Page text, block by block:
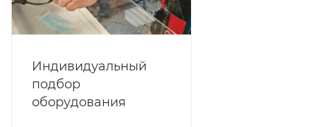
Индивидуальный
подбор
оборудования